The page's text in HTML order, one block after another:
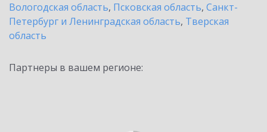
Вологодская область, Псковская область, Санкт-
Петербург и Ленинградская область, Тверская
область
Партнеры в вашем регионе: